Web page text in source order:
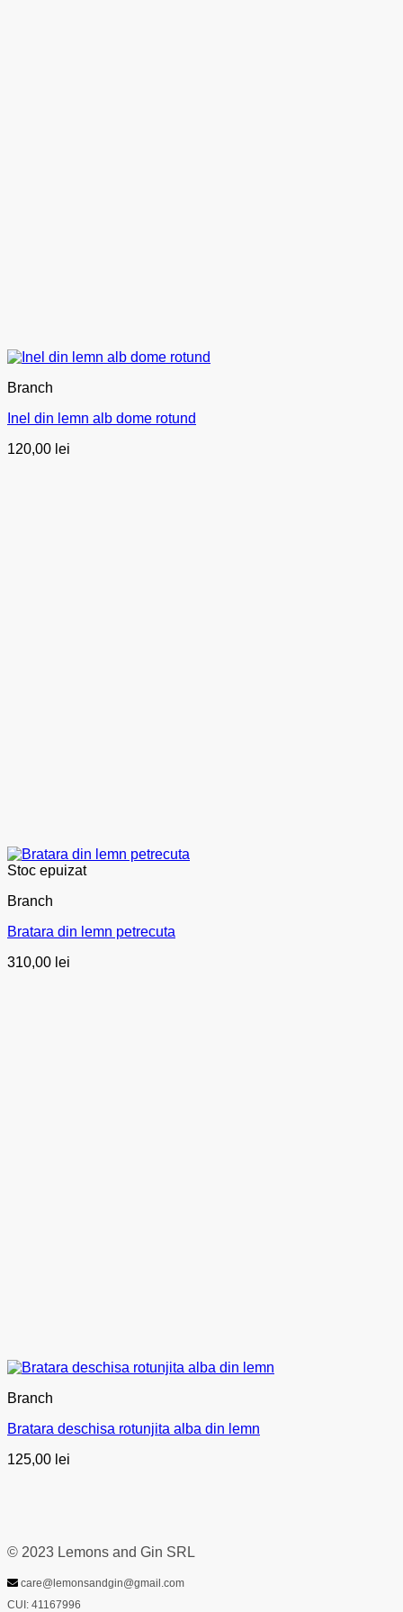
Branch
Inel din lemn alb dome rotund
120,00 lei
Stoc epuizat
Branch
Bratara din lemn petrecuta
310,00 lei
Branch
Bratara deschisa rotunjita alba din lemn
125,00 lei
© 2023 Lemons and Gin SRL
care@lemonsandgin@gmail.com
CUI: 41167996